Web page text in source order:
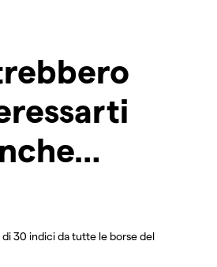
di 30 indici da tutte le borse del